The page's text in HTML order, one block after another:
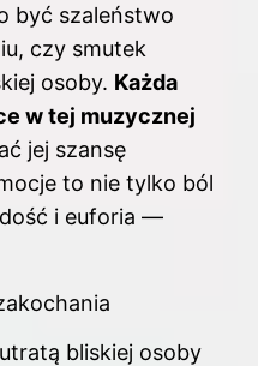
być szaleństwo
czy smutek
osoby. Każda
w tej muzycznej
jej szansę
to nie tylko ból
i euforia —
bliskiej osoby